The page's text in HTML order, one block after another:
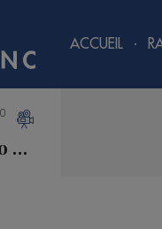
ACCUEIL
La Terrasse Radio Mont Blanc